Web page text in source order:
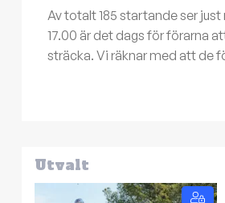
Av totalt 185 startande ser
17.00 är det dags för förarna
sträcka. Vi räknar med att de
Utvalt